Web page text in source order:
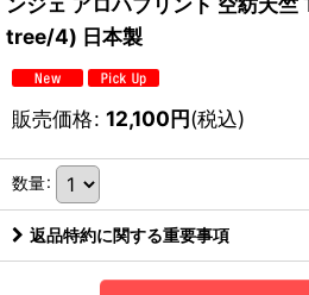
tree/4) 日本製
販売価格: 12,100円(税込)
数量:
返品特約に関する重要事項